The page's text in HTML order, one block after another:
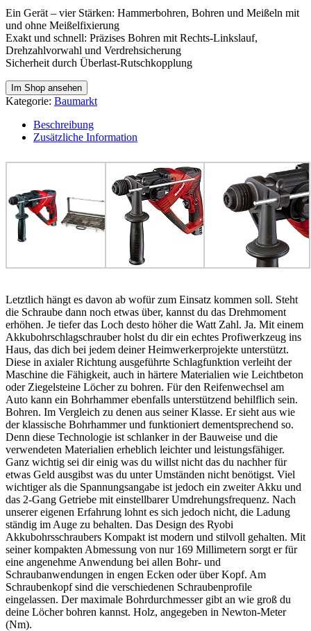
Ein Gerät – vier Stärken: Hammerbohren, Bohren und Meißeln mit
und ohne Meißelfixierung
Exakt und schnell: Präzises Bohren mit Rechts-Linkslauf,
Drehzahlvorwahl und Verdrehsicherung
Sicherheit durch Überlast-Rutschkopplung
Im Shop ansehen
Kategorie: Baumarkt
Beschreibung
Zusätzliche Information
Letztlich hängt es davon ab wofür zum Einsatz kommen soll. Steht
die Schraube dann noch etwas über, kannst du das Drehmoment
erhöhen. Je tiefer das Loch desto höher die Watt Zahl. Ja. Mit einem
Akkubohrschlagschrauber holst du dir ein echtes Profiwerkzeug ins
Haus, das dich bei jedem deiner Heimwerkerprojekte unterstützt.
Diese in axialer Richtung ausgeführte Schlagfunktion verleiht der
Maschine die Fähigkeit, auch in härtere Materialien wie Leichtbeton
oder Ziegelsteine Löcher zu bohren. Für den Reifenwechsel am
Auto kann ein Bohrhammer ebenfalls unterstützend behilflich sein.
Bohren. Im Vergleich zu denen aus seiner Klasse. Er sieht aus wie
der klassische Bohrhammer und funktioniert dementsprechend so.
Denn diese Technologie ist schlanker in der Bauweise und die
verwendeten Materialien erheblich leichter und leistungsfähiger.
Ganz wichtig sei dir einig was du willst nicht das du nachher für
etwas Geld ausgibst was du unter Umständen nicht benötigst. Viel
wichtiger als die Spannungsangabe ist jedoch ein zweiter Akku und
das 2-Gang Getriebe mit einstellbarer Umdrehungsfrequenz. Nach
unserer eigenen Erfahrung lohnt es sich jedoch nicht, die Ladung
ständig im Auge zu behalten. Das Design des Ryobi
Akkubohrsschraubers Kompakt ist modern und stilvoll gehalten. Mit
seiner kompakten Abmessung von nur 169 Millimetern sorgt er für
eine angenehme Anwendung bei allen Bohr- und
Schraubanwendungen in engen Ecken oder über Kopf. Am
Schraubenkopf sind die verschiedenen Schraubenprofile
eingelassen. Der maximale Bohrdurchmesser gibt an wie groß du
deine Löcher bohren kannst. Holz, angegeben in Newton-Meter
(Nm).